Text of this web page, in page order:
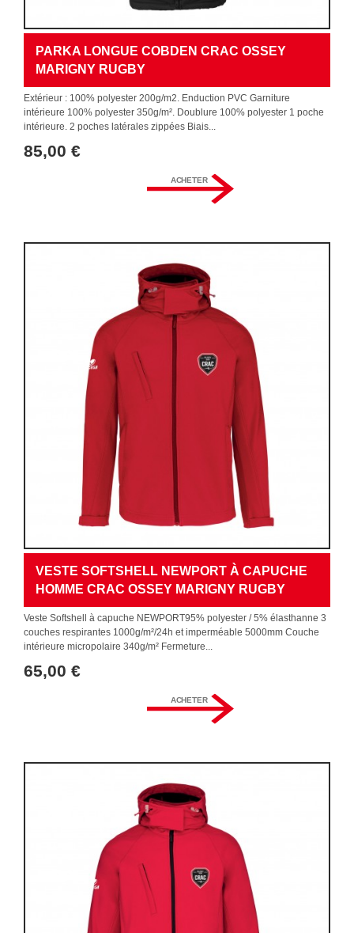
PARKA LONGUE COBDEN CRAC OSSEY
MARIGNY RUGBY
Extérieur : 100% polyester 200g/m2. Enduction PVC Garniture
intérieure 100% polyester 350g/m². Doublure 100% polyester 1 poche
intérieure. 2 poches latérales zippées Biais...
85,00 €
ACHETER
VESTE SOFTSHELL NEWPORT À CAPUCHE
HOMME CRAC OSSEY MARIGNY RUGBY
Veste Softshell à capuche NEWPORT95% polyester / 5% élasthanne 3
couches respirantes 1000g/m²/24h et imperméable 5000mm Couche
intérieure micropolaire 340g/m² Fermeture...
65,00 €
ACHETER